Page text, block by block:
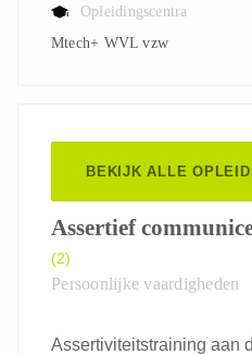
Opleidingscentra
Mtech+ WVL vzw
BEKIJK ALLE
Assertief
(2)
Persoonlijke vaardigheden
Assertiviteitstraining aan